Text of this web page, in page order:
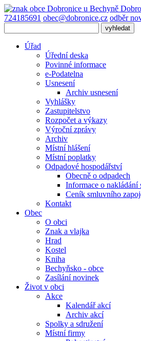
724185691 obec@dobronice.cz odběr
Úřad
Úřední deska
Povinné informace
e-Podatelna
Usnesení
Archiv usnesení
Vyhlášky
Zastupitelstvo
Rozpočet a výkazy
Výroční zprávy
Archiv
Místní hlášení
Místní poplatky
Odpadové hospodářství
Obecně o odpadech
Informace o nakládání
Ceník smluvního
Kontakt
Obec
O obci
Znak a vlajka
Hrad
Kostel
Kniha
Bechyňsko - obce
Zasílání novinek
Život v obci
Akce
Kalendář akcí
Archiv akcí
Spolky a sdružení
Místní firmy